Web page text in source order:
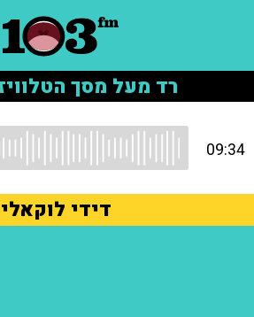
רד מעל מסך
09:34
דידי לוקאלי